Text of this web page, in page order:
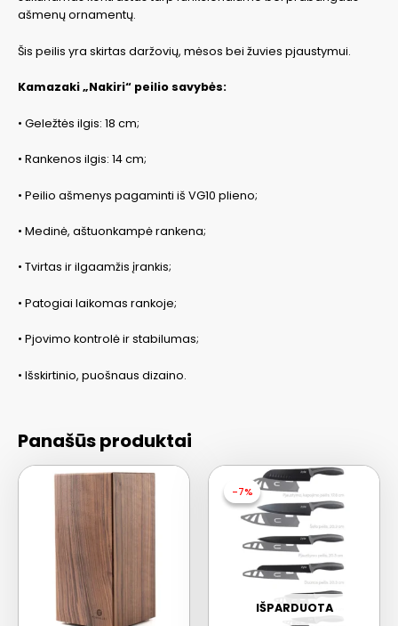
ašmenų ornamentų.
Šis peilis yra skirtas daržovių, mėsos bei žuvies pjaustymui.
Kamazaki „Nakiri“ peilio savybės:
• Geležtės ilgis: 18 cm;
• Rankenos ilgis: 14 cm;
• Peilio ašmenys pagaminti iš VG10 plieno;
• Medinė, aštuonkampė rankena;
• Tvirtas ir ilgaamžis įrankis;
• Patogiai laikomas rankoje;
• Pjovimo kontrolė ir stabilumas;
• Išskirtinio, puošnaus dizaino.
Panašūs produktai
-7%
IŠPARDUOTA
-7%